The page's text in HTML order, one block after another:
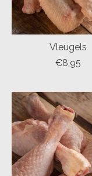
Vleugels
€8,95